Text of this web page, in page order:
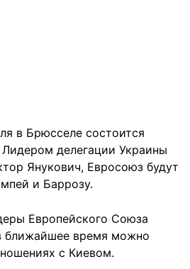
в Брюсселе состоится
делегации Украины
Янукович, Евросоюз будут
и Баррозу.
Европейского Союза
ближайшее время можно
с Киевом.